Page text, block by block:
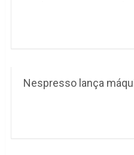
Nespresso lança